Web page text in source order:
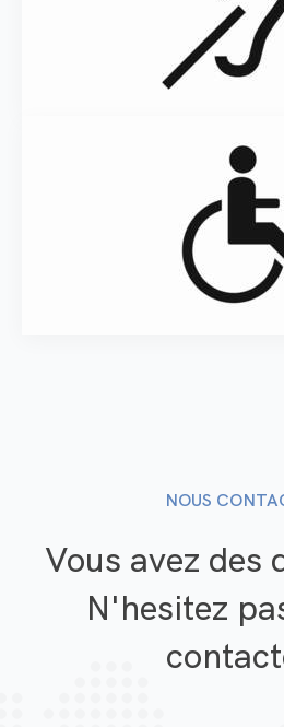
NOUS
Vous avez des
N'hesitez